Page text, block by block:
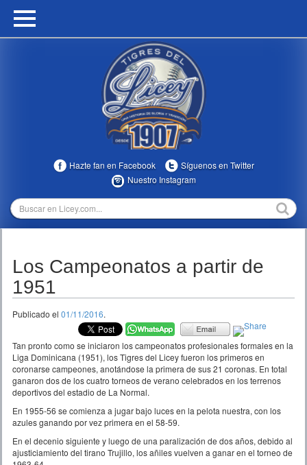
HOME
MULTIMEDIA
TEMPORADAS
Hazte fan en Facebook
Síguenos en Twitter
Nuestro Instagram
Los Campeonatos a partir de
1951
Publicado el 01/11/2016.
Tan pronto como se iniciaron los campeonatos profesionales formales en la
Liga Dominicana (1951), los Tigres del Licey fueron los primeros en
coronarse campeones, anotándose la primera de sus 21 coronas. En total
ganaron dos de los cuatro torneos de verano celebrados en los terrenos
deportivos del estadio de La Normal.
En 1955-56 se comienza a jugar bajo luces en la pelota nuestra, con los
azules ganando por vez primera en el 58-59.
En el decenio siguiente y luego de una paralización de dos años, debido al
ajusticiamiento del tirano Trujillo, los añiles vuelven a ganar en el torneo de